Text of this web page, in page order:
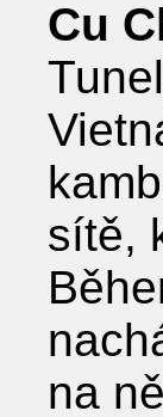
Cu
sítě,
na